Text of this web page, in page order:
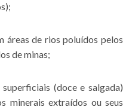
áreas de rios poluídos pelos
de minas;
(doce e salgada)
minerais extraídos ou seus